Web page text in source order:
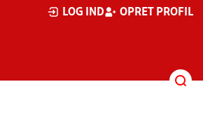
LOG IND OPRET PROFIL